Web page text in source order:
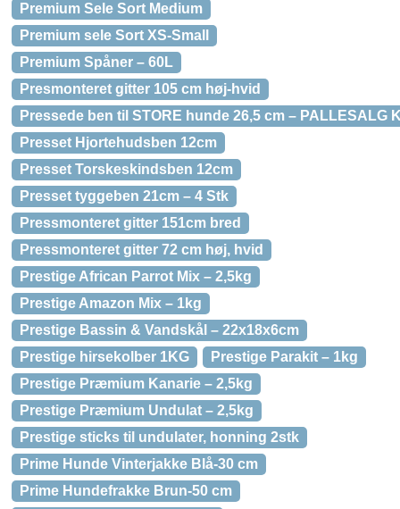
Premium Sele Sort Medium
Premium sele Sort XS-Small
Premium Spåner – 60L
Presmonteret gitter 105 cm høj-hvid
Pressede ben til STORE hunde 26,5 cm – PALLESALG
Presset Hjortehudsben 12cm
Presset Torskeskindsben 12cm
Presset tyggeben 21cm – 4 Stk
Pressmonteret gitter 151cm bred
Pressmonteret gitter 72 cm høj, hvid
Prestige African Parrot Mix – 2,5kg
Prestige Amazon Mix – 1kg
Prestige Bassin & Vandskål – 22x18x6cm
Prestige hirsekolber 1KG
Prestige Parakit – 1kg
Prestige Præmium Kanarie – 2,5kg
Prestige Præmium Undulat – 2,5kg
Prestige sticks til undulater, honning 2stk
Prime Hunde Vinterjakke Blå-30 cm
Prime Hundefrakke Brun-50 cm